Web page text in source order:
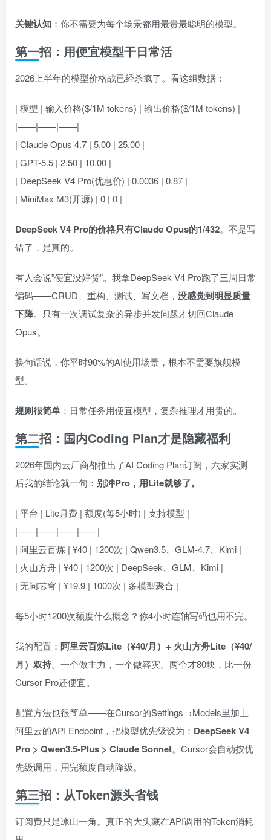
关键认知 ：你不需要为每个场景都用最贵最聪明的模型。
第一招：用便宜模型干日常活
2026上半年的模型价格战已经杀疯了。看这组数据：
| 模型 | 输入价格($/1M tokens) | 输出价格($/1M tokens) |
|——|——|——|
| Claude Opus 4.7 | 5.00 | 25.00 |
| GPT-5.5 | 2.50 | 10.00 |
| DeepSeek V4 Pro(优惠价) | 0.0036 | 0.87 |
| MiniMax M3(开源) | 0 | 0 |
DeepSeek V4 Pro的价格只有Claude Opus的1/432。不是写
错了，是真的。
有人会说”便宜没好货”。我拿DeepSeek V4 Pro跑了三周日常
编码——CRUD、重构、测试、写文档， 没感觉到明显质量
下降。只有一次调试复杂的异步并发问题才切回Claude
Opus。
换句话说，你平时90%的AI使用场景，根本不需要旗舰模
型。
规则很简单 ：日常任务用便宜模型，复杂推理才用贵的。
第二招：国内Coding Plan才是隐藏福利
2026年国内云厂商都推出了AI Coding Plan订阅，六家实测
后我的结论就一句： 别冲Pro，用Lite就够了。
| 平台 | Lite月费 | 额度(每5小时) | 支持模型 |
|——|——|——|——|
| 阿里云百炼 | ¥40 | 1200次 | Qwen3.5、GLM-4.7、Kimi |
| 火山方舟 | ¥40 | 1200次 | DeepSeek、GLM、Kimi |
| 无问芯穹 | ¥19.9 | 1000次 | 多模型聚合 |
每5小时1200次额度什么概念？你4小时连轴写码也用不完。
我的配置： 阿里云百炼Lite（¥40/月）+ 火山方舟Lite（¥40/
月）双持。一个做主力，一个做容灾。两个才80块，比一份
Cursor Pro还便宜。
配置方法也很简单——在Cursor的Settings→Models里加上
阿里云的API Endpoint，把模型优先级设为： DeepSeek V4
Pro > Qwen3.5-Plus > Claude Sonnet。Cursor会自动按优
先级调用，用完额度自动降级。
第三招：从Token源头省钱
订阅费只是冰山一角。真正的大头藏在API调用的Token消耗